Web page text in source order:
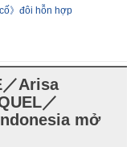
cố》đôi hỗn hợp
／Arisa
／
mở